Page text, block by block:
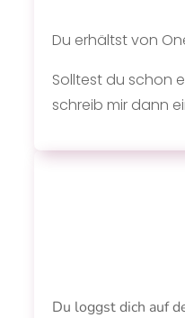
Du erhältst von
Solltest du schon
schreib mir dann
Du loggst dich auf